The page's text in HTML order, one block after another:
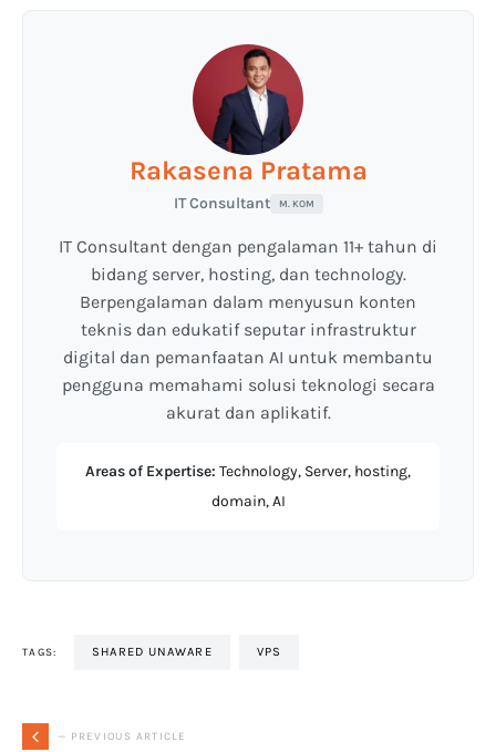
Rakasena Pratama
IT Consultant M. KOM
IT Consultant dengan pengalaman 11+ tahun di
bidang server, hosting, dan technology.
Berpengalaman dalam menyusun konten
teknis dan edukatif seputar infrastruktur
digital dan pemanfaatan AI untuk membantu
pengguna memahami solusi teknologi secara
akurat dan aplikatif.
Areas of Expertise: Technology, Server, hosting,
domain, AI
TAGS: SHARED UNAWARE VPS
— PREVIOUS ARTICLE